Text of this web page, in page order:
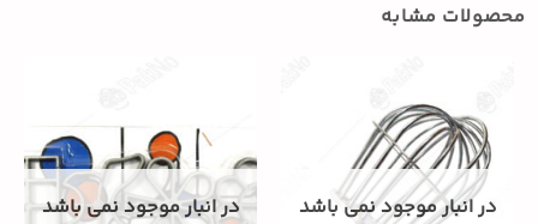
محصولات مشابه
در انبار موجود نمی باشد در انبار موجود نمی باشد